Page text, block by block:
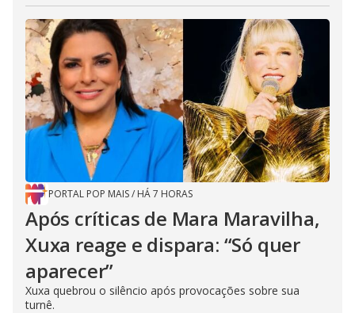
PORTAL POP MAIS/ HÁ 7 HORAS
Após críticas de Mara Maravilha,
Xuxa reage e dispara: “Só quer
aparecer”
Xuxa quebrou o silêncio após provocações sobre sua
turnê.